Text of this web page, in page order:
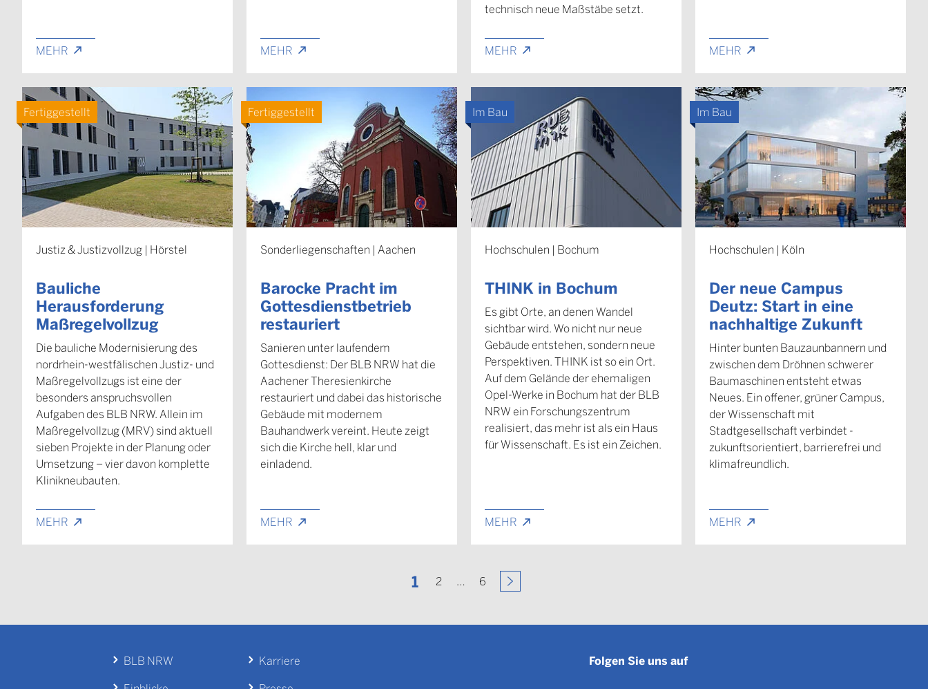
MEHR MEHR
technisch neue Maßstäbe setzt.
MEHR MEHR
Fertiggestellt
Justiz & Justizvollzug | Hörstel
Bauliche
Herausforderung
Maßregelvollzug
Die bauliche Modernisierung des
nordrhein-westfälischen Justiz- und
Maßregelvollzugs ist eine der
besonders anspruchsvollen
Aufgaben des BLB NRW. Allein im
Maßregelvollzug (MRV) sind aktuell
sieben Projekte in der Planung oder
Umsetzung – vier davon komplette
Klinikneubauten.
MEHR
Fertiggestellt
Sonderliegenschaften | Aachen
Barocke Pracht im
Gottesdienstbetrieb
restauriert
Sanieren unter laufendem
Gottesdienst: Der BLB NRW hat die
Aachener Theresienkirche
restauriert und dabei das historische
Gebäude mit modernem
Bauhandwerk vereint. Heute zeigt
sich die Kirche hell, klar und
einladend.
MEHR
Im Bau
Hochschulen | Bochum
THINK in Bochum
Es gibt Orte, an denen Wandel
sichtbar wird. Wo nicht nur neue
Gebäude entstehen, sondern neue
Perspektiven. THINK ist so ein Ort.
Auf dem Gelände der ehemaligen
Opel-Werke in Bochum hat der BLB
NRW ein Forschungszentrum
realisiert, das mehr ist als ein Haus
für Wissenschaft. Es ist ein Zeichen.
MEHR
Im Bau
Hochschulen | Köln
Der neue Campus
Deutz: Start in eine
nachhaltige Zukunft
Hinter bunten Bauzaunbannern und
zwischen dem Dröhnen schwerer
Baumaschinen entsteht etwas
Neues. Ein offener, grüner Campus,
der Wissenschaft mit
Stadtgesellschaft verbindet -
zukunftsorientiert, barrierefrei und
klimafreundlich.
MEHR
1 2 … 6
BLB NRW
Karriere
Folgen Sie uns auf